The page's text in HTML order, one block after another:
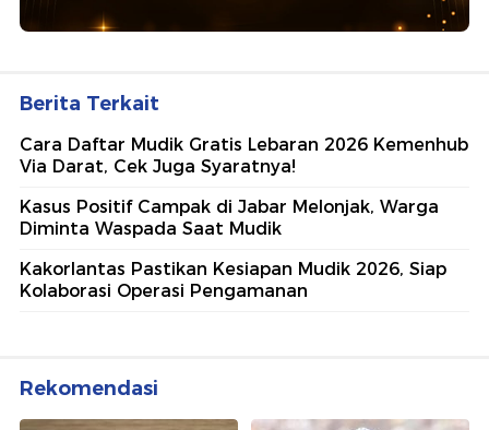
Berita Terkait
Cara Daftar Mudik Gratis Lebaran 2026 Kemenhub
Via Darat, Cek Juga Syaratnya!
Kasus Positif Campak di Jabar Melonjak, Warga
Diminta Waspada Saat Mudik
Kakorlantas Pastikan Kesiapan Mudik 2026, Siap
Kolaborasi Operasi Pengamanan
Rekomendasi